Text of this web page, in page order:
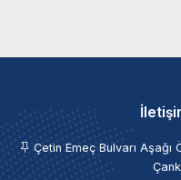
Çetin Emeç Bulvarı